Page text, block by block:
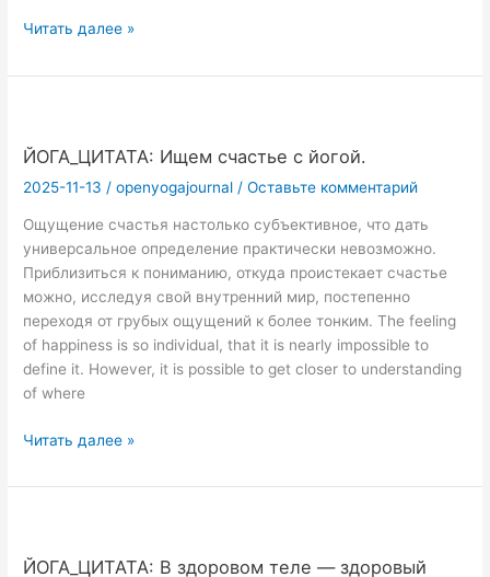
Какую
принесут
занятия
Читать далее »
ЙОГА_ЦИТАТА: Ищем счастье с йогой.
2025-11-13 /openyogajournal /Оставьте комментарий
Ощущение счастья настолько субъективное, что дать
универсальное определение практически невозможно.
Приблизиться к пониманию, откуда проистекает счастье
можно, исследуя свой внутренний мир, постепенно
переходя от грубых ощущений к более тонким. The feeling
of happiness is so individual, that it is nearly impossible to
define it. However, it is possible to get closer to understanding
of where
ЙОГА_ЦИТАТА:
счастье
Читать далее »
ЙОГА_ЦИТАТА: В здоровом теле — здоровый